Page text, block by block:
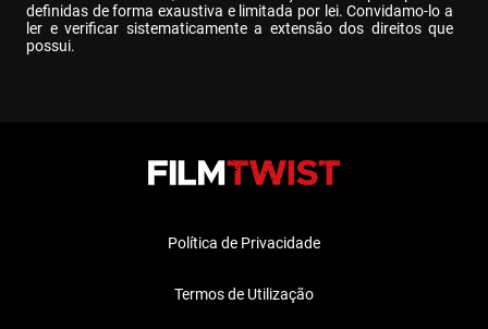
definidas de forma exaustiva e limitada por lei. Convidamo-lo a
ler e verificar sistematicamente a extensão dos direitos que
possui.
Política de Privacidade
Termos de Utilização